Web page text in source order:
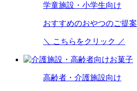
学童施設・小学生向け
おすすめのおやつのご提案
＼ こちらをクリック ／
高齢者・介護施設向け